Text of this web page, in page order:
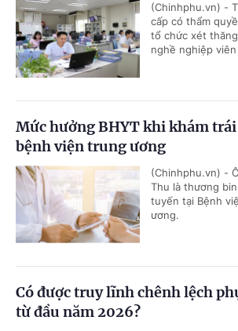
(Chinhphu.vn) -
cấp có thẩm
tổ chức xét
nghề nghiệp
Mức hưởng BHYT khi khám
bệnh viện trung ương
(Chinhphu.vn) -
Thu là thương
tuyến tại Bệnh
ương.
Có được truy lĩnh chênh lệch
từ đầu năm 2026?